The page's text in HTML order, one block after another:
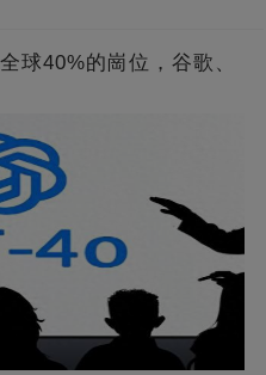
球40%的崗位，谷歌、